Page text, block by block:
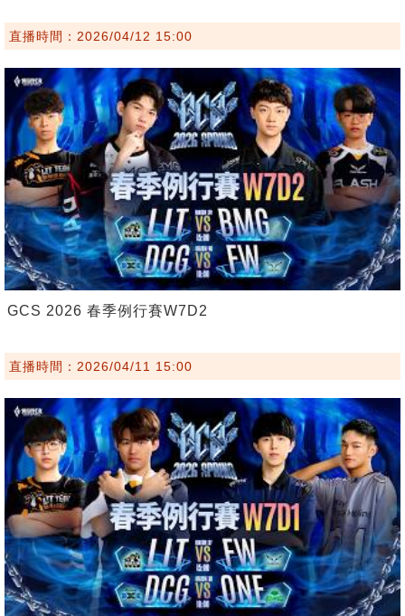
直播時間：2026/04/12 15:00
GCS 2026 春季例行賽W7D2
直播時間：2026/04/11 15:00